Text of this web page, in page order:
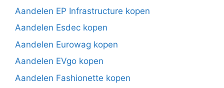
Aandelen EP Infrastructure kopen
Aandelen Esdec kopen
Aandelen Eurowag kopen
Aandelen EVgo kopen
Aandelen Fashionette kopen